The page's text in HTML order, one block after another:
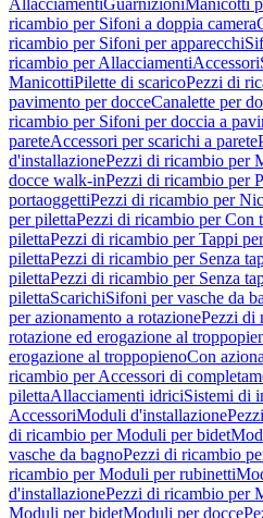
AllacciamentiGuarnizioniManicotti
ricambio per Sifoni a doppia camera
ricambio per Sifoni per apparecchi
ricambio per AllacciamentiAccessori
ManicottiPilette di scaricoPezzi di
pavimento per docceCanalette per
ricambio per Sifoni per doccia a
pareteAccessori per scarichi a parete
d'installazionePezzi di ricambio per
docce walk-inPezzi di ricambio per
portaoggettiPezzi di ricambio per
per pilettaPezzi di ricambio per Con
pilettaPezzi di ricambio per Tappi
pilettaPezzi di ricambio per Senza
pilettaPezzi di ricambio per Senza
pilettaScarichiSifoni per vasche da
per azionamento a rotazionePezzi di
rotazione ed erogazione al
erogazione al troppopienoCon
ricambio per Accessori di
pilettaAllacciamenti idriciSistemi di
AccessoriModuli d'installazione
di ricambio per Moduli per bidet
vasche da bagnoPezzi di ricambio
ricambio per Moduli per rubinetti
d'installazionePezzi di ricambio per
Moduli per bidetModuli per docce